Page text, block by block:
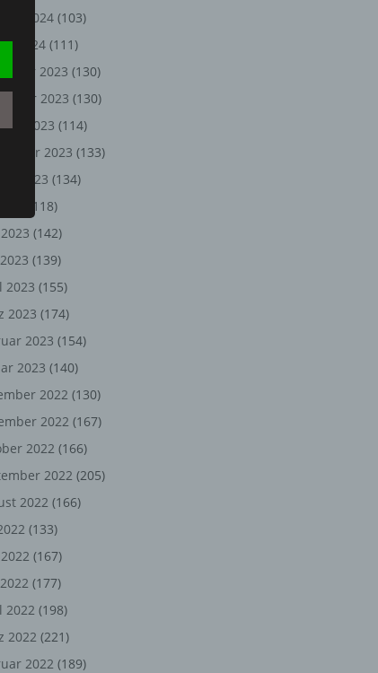
2024 (103)
2024 (111)
2023 (130)
2023 (130)
2023 (114)
2023 (133)
2023 (134)
(118)
(142)
(139)
2023 (155)
2023 (174)
2023 (154)
2023 (140)
2022 (130)
2022 (167)
2022 (166)
2022 (205)
2022 (166)
(133)
(167)
(177)
2022 (198)
2022 (221)
2022 (189)